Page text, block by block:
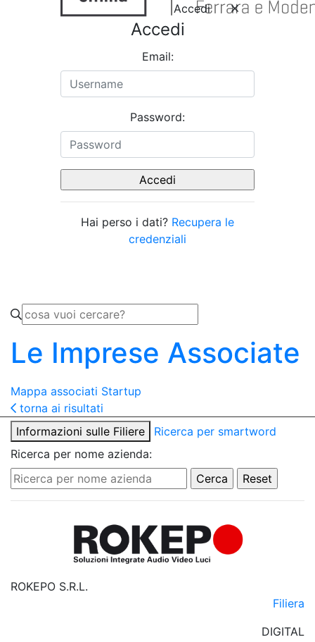
Accedi
Accedi
Email:
Password:
Hai perso i dati? Recupera le
credenziali
Le Imprese Associate
Mappa associati Startup
torna ai risultati
Informazioni sulle Filiere
Ricerca per smartword
Ricerca per nome azienda:
ROKEPO S.R.L.
Filiera
DIGITAL